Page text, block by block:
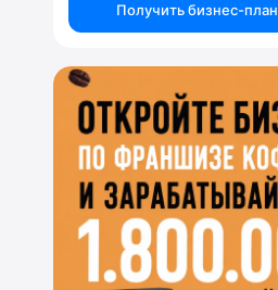
Получить бизнес-план